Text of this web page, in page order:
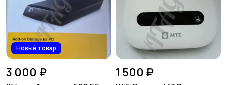
Новый товар
3 000 ₽ 1 500 ₽